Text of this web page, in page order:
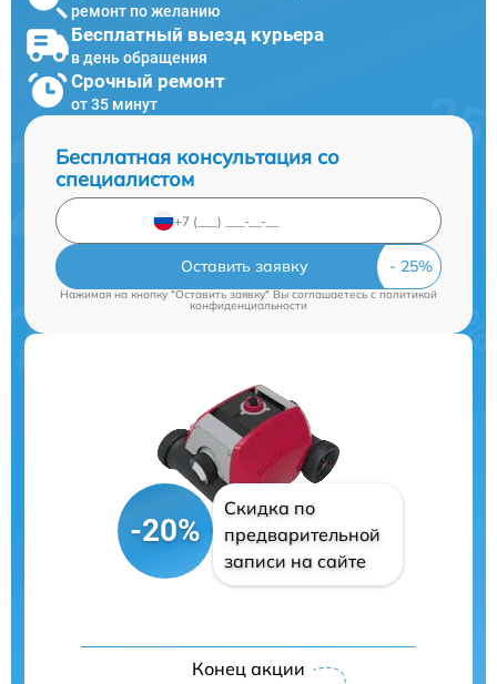
ремонт по желанию
Бесплатный выезд курьера
в день обращения
Срочный ремонт
от 35 минут
Бесплатная консультация со
специалистом
Оставить заявку
Нажимая на кнопку "Оставить заявку" Вы соглашаетесь c политикой
конфиденциальности
-20%
Скидка по
предварительной
записи на сайте
Конец акции